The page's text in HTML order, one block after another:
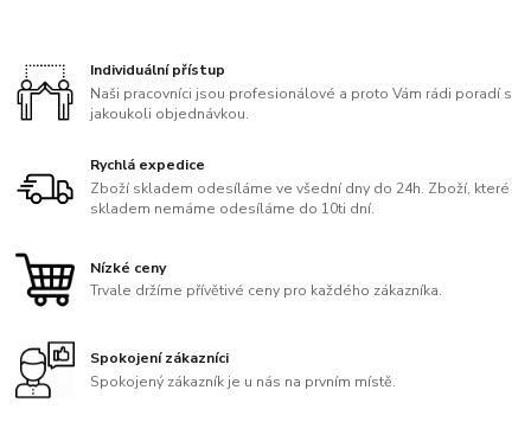
Individuální přístup
Naši pracovníci jsou profesionálové a proto Vám rádi poradí s
jakoukoli objednávkou.
Rychlá expedice
Zboží skladem odesíláme ve všední dny do 24h. Zboží, které
skladem nemáme odesíláme do 10ti dní.
Nízké ceny
Trvale držíme přívětivé ceny pro každého zákazníka.
Spokojení zákazníci
Spokojený zákazník je u nás na prvním místě.